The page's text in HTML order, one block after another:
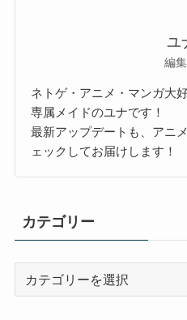
ユ
編
ネトゲ・アニメ・マンガ大
専属メイドのユナです！
最新アップデートも、アニ
ェックしてお届けします！
カテゴリー